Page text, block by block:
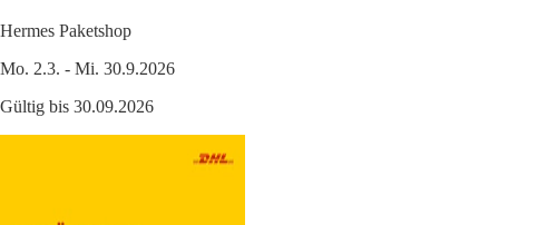
Hermes Paketshop
Mo. 2.3. - Mi. 30.9.2026
Gültig bis 30.09.2026